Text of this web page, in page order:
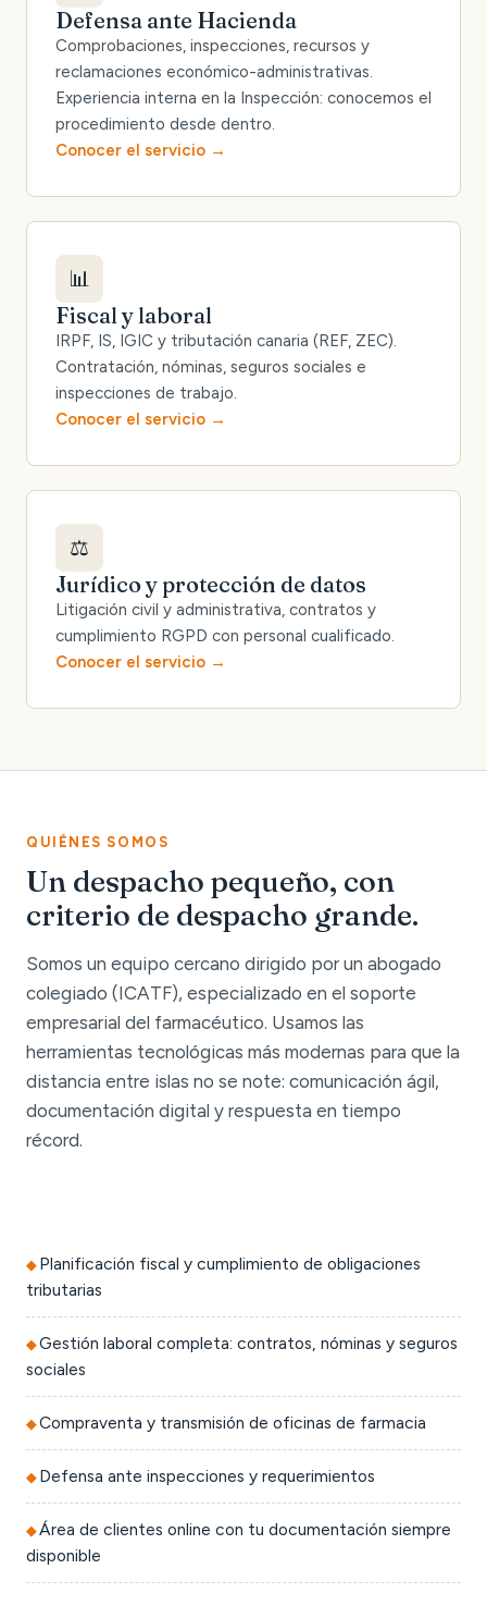
Defensa ante Hacienda
Comprobaciones, inspecciones, recursos y
reclamaciones económico-administrativas.
Experiencia interna en la Inspección: conocemos el
procedimiento desde dentro.
Conocer el servicio
📊
Fiscal y laboral
IRPF, IS, IGIC y tributación canaria (REF, ZEC).
Contratación, nóminas, seguros sociales e
inspecciones de trabajo.
Conocer el servicio
⚖️
Jurídico y protección de datos
Litigación civil y administrativa, contratos y
cumplimiento RGPD con personal cualificado.
Conocer el servicio
QUIÉNES SOMOS
Un despacho pequeño, con
criterio de despacho grande.
Somos un equipo cercano dirigido por un abogado
colegiado (ICATF), especializado en el soporte
empresarial del farmacéutico. Usamos las
herramientas tecnológicas más modernas para que la
distancia entre islas no se note: comunicación ágil,
documentación digital y respuesta en tiempo
récord.
Planificación fiscal y cumplimiento de obligaciones
tributarias
Gestión laboral completa: contratos, nóminas y seguros
sociales
Compraventa y transmisión de oficinas de farmacia
Defensa ante inspecciones y requerimientos
Área de clientes online con tu documentación siempre
disponible